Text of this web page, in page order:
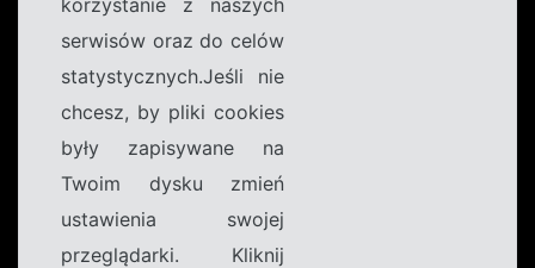
korzystanie z naszych
serwisów oraz do celów
statystycznych.Jeśli nie
chcesz, by pliki cookies
były zapisywane na
Twoim dysku zmień
ustawienia swojej
przeglądarki. Kliknij